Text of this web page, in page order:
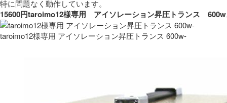
15600円taroimo12様専用　アイソレーション昇圧トランス　
taroimo12様専用 アイソレーション昇圧トランス 600w-